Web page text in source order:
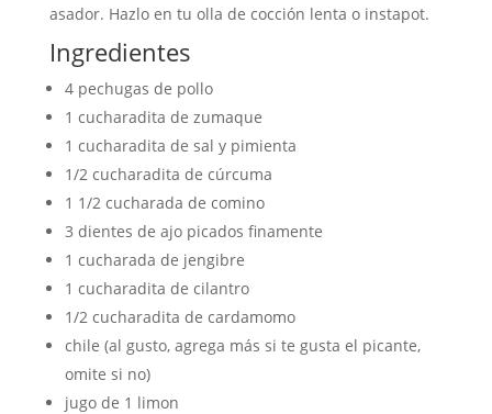
asador. Hazlo en tu olla de cocción lenta o instapot.
Ingredientes
4 pechugas de pollo
1 cucharadita de zumaque
1 cucharadita de sal y pimienta
1/2 cucharadita de cúrcuma
1 1/2 cucharada de comino
3 dientes de ajo picados finamente
1 cucharada de jengibre
1 cucharadita de cilantro
1/2 cucharadita de cardamomo
chile (al gusto, agrega más si te gusta el picante,
omite si no)
jugo de 1 limon